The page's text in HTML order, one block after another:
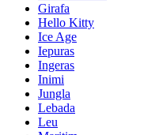
Girafa
Hello Kitty
Ice Age
Iepuras
Ingeras
Inimi
Jungla
Lebada
Leu